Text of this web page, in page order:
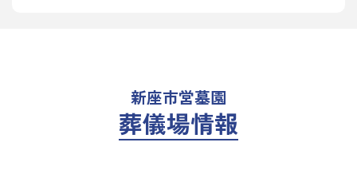
新座市営墓園
葬儀場情報